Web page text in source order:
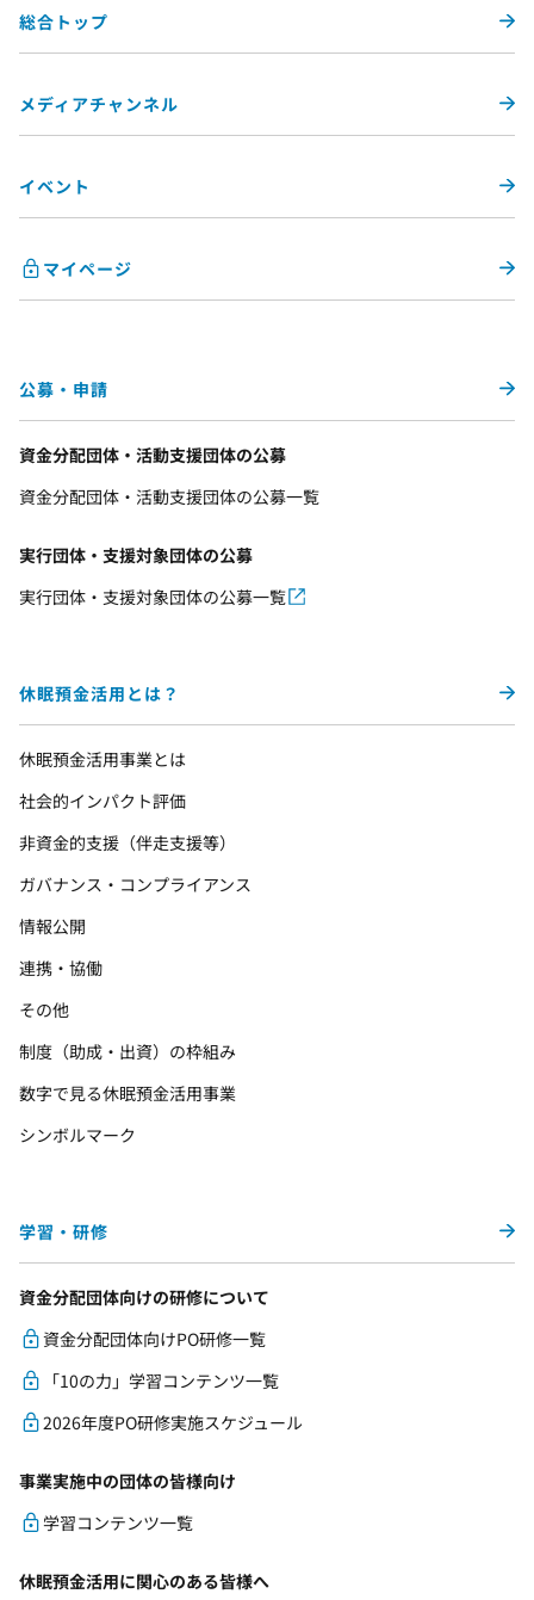
総合トップ
メディアチャンネル
イベント
マイページ
公募・申請
資金分配団体・活動支援団体の公募
資金分配団体・活動支援団体の公募一覧
実行団体・支援対象団体の公募
実行団体・支援対象団体の公募一覧
休眠預金活用とは？
休眠預金活用事業とは
社会的インパクト評価
非資金的支援（伴走支援等）
ガバナンス・コンプライアンス
情報公開
連携・協働
その他
制度（助成・出資）の枠組み
数字で見る休眠預金活用事業
シンボルマーク
学習・研修
資金分配団体向けの研修について
資金分配団体向けPO研修一覧
「10の力」学習コンテンツ一覧
2026年度PO研修実施スケジュール
事業実施中の団体の皆様向け
学習コンテンツ一覧
休眠預金活用に関心のある皆様へ